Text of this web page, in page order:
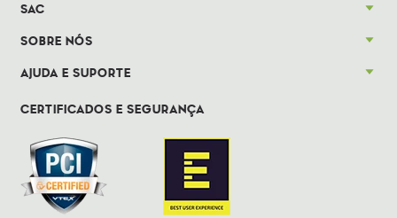
SAC
SOBRE NÓS
AJUDA E SUPORTE
CERTIFICADOS E SEGURANÇA